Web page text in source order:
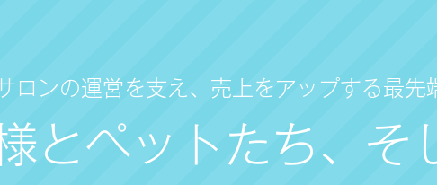
ロンの運営を支え、売上をアップする最先
とペットたち 、 そ